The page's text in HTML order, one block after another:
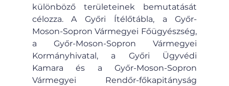
különböző területeinek bemutatását
célozza. A Győri Ítélőtábla, a Győr-
Moson-Sopron Vármegyei Főügyészség,
a Győr-Moson-Sopron Vármegyei
Kormányhivatal, a Győri Ügyvédi
Kamara és a Győr-Moson-Sopron
Vármegyei Rendőr-főkapitányság